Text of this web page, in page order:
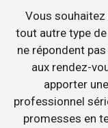
Vous souhaitez
tout autre type
ne répondent
aux rendez-
apporter
professionnel
promesses en